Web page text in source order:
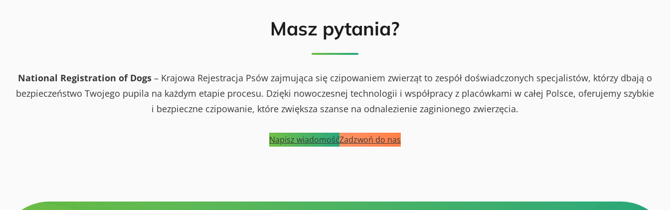
Masz pytania?
National Registration of Dogs – Krajowa Rejestracja Psów zajmująca się czipowaniem zwierząt to zespół doświadczonych specjalistów, którzy dbają o
bezpieczeństwo Twojego pupila na każdym etapie procesu. Dzięki nowoczesnej technologii i współpracy z placówkami w całej Polsce, oferujemy szybkie
i bezpieczne czipowanie, które zwiększa szanse na odnalezienie zaginionego zwierzęcia.
Napisz wiadomośćZadzwoń do nas